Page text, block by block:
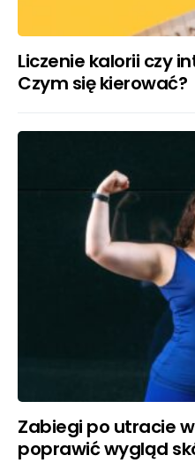
Liczenie kalorii czy
Czym się kierować?
Zabiegi po utracie
poprawić wygląd